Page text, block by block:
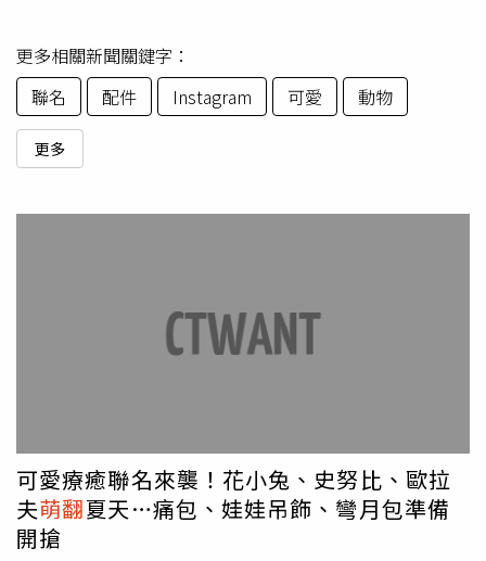
更多相關新聞關鍵字：
聯名
配件 Instagram 可愛 動物
更多
可愛療癒聯名來襲！花小兔、史努比、歐拉
夫萌翻夏天…痛包、娃娃吊飾、彎月包準備
開搶